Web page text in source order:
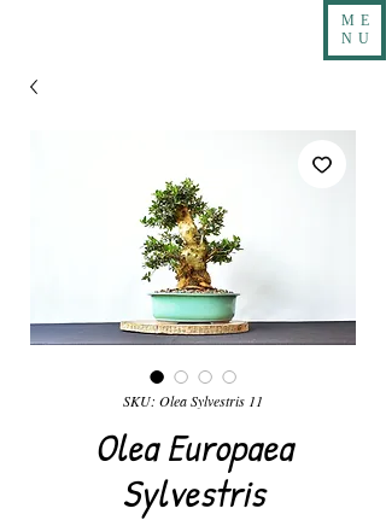
ME
NU
SKU: Olea Sylvestris 11
Olea Europaea
Sylvestris